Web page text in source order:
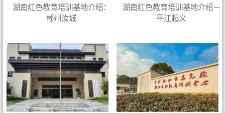
湖南红色教育培训基地介绍：
郴州汝城
湖南红色教育培训基地介绍－
平江起义